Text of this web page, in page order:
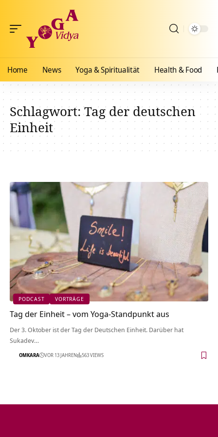
Home News Yoga & Spiritualität Health & Food
Schlagwort:Tag der deutschen
Einheit
PODCAST VORTRÄGE
Tag der Einheit – vom Yoga-Standpunkt aus
Der 3. Oktober ist der Tag der Deutschen Einheit. Darüber hat
Sukadev…
OMKARA VOR 13 JAHREN 563 VIEWS